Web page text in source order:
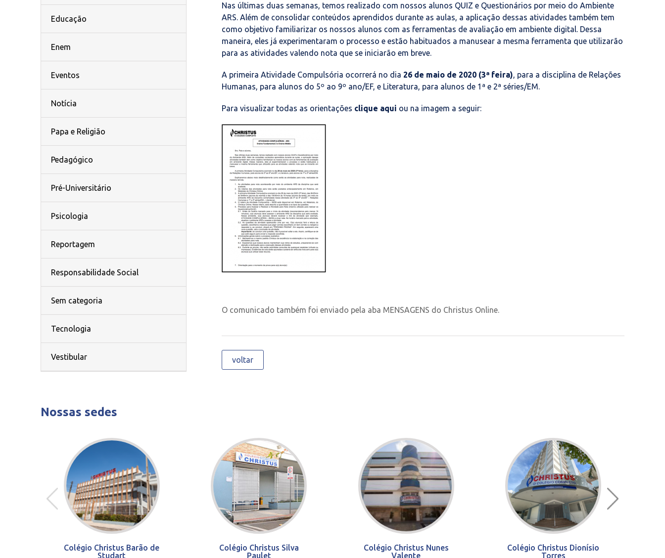
Educação
Enem
Eventos
Notícia
Papa e Religião
Pedagógico
Pré-Universitário
Psicologia
Reportagem
Responsabilidade Social
Sem categoria
Tecnologia
Vestibular
Nas últimas duas semanas, temos realizado com nossos alunos QUIZ e Questionários por meio do Ambiente
ARS. Além de consolidar conteúdos aprendidos durante as aulas, a aplicação dessas atividades também tem
como objetivo familiarizar os nossos alunos com as ferramentas de avaliação em ambiente digital. Dessa
maneira, eles já experimentaram o processo e estão habituados a manusear a mesma ferramenta que utilizarão
para as atividades valendo nota que se iniciarão em breve.
A primeira Atividade Compulsória ocorrerá no dia 26 de maio de 2020 (3ª feira), para a disciplina de Relações
Humanas, para alunos do 5º ao 9º ano/EF, e Literatura, para alunos de 1ª e 2ª séries/EM.
Para visualizar todas as orientações clique aqui ou na imagem a seguir:
O comunicado também foi enviado pela aba MENSAGENS do Christus Online.
voltar
Nossas sedes
Colégio Christus Barão de
Studart
Colégio Christus Silva
Paulet
Colégio Christus Nunes
Valente
Colégio Christus Dionísio
Torres